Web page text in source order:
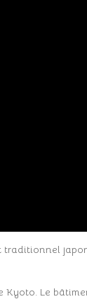
traditionnel
Kyoto. Le